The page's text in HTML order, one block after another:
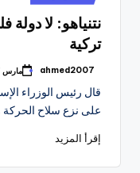
في
نتنياهو: لا
تركية
تمّ
بواسطة
ahmed2007 مارس 17, 2026
قال رئيس الوزراء
على نزع سلاح الحركة
إقرأ المزيد